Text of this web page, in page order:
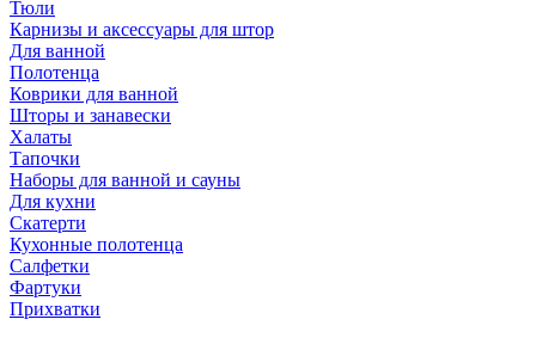
Тюли
Карнизы и аксессуары для штор
Для ванной
Полотенца
Коврики для ванной
Шторы и занавески
Халаты
Тапочки
Наборы для ванной и сауны
Для кухни
Скатерти
Кухонные полотенца
Салфетки
Фартуки
Прихватки